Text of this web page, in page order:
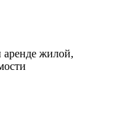
аренде жилой,